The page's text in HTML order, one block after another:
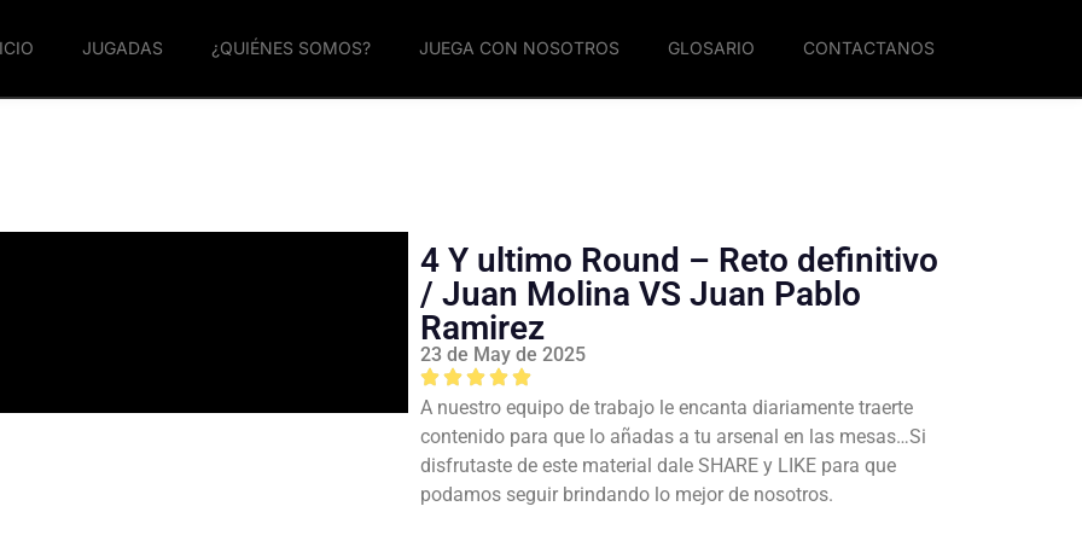
JUGADAS ¿QUIÉNES SOMOS? JUEGA CON NOSOTROS GLOSARIO CONTACTANOS
4 Y ultimo Round – Reto definitivo
/ Juan Molina VS Juan Pablo
Ramirez
23 de May de 2025
A nuestro equipo de trabajo le encanta diariamente traerte
contenido para que lo añadas a tu arsenal en las mesas…Si
disfrutaste de este material dale SHARE y LIKE para que
podamos seguir brindando lo mejor de nosotros.